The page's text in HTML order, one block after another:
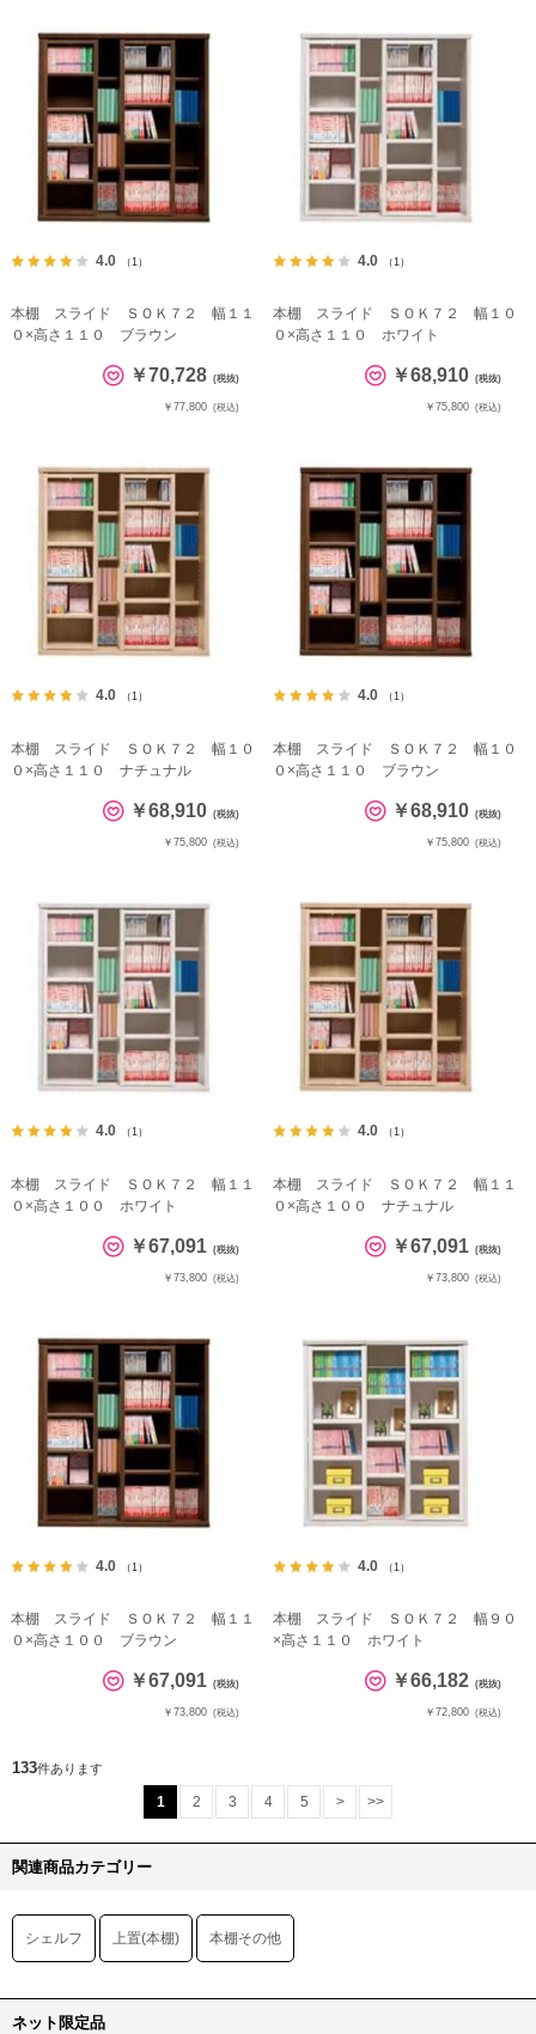
4.0 （1）
本棚 スライド ＳＯＫ７２ 幅１１
０×高さ１１０ ブラウン
￥70,728 (税抜)
￥77,800 (税込)
4.0 （1）
本棚 スライド ＳＯＫ７２ 幅１０
０×高さ１１０ ホワイト
￥68,910 (税抜)
￥75,800 (税込)
4.0 （1）
本棚 スライド ＳＯＫ７２ 幅１０
０×高さ１１０ ナチュナル
￥68,910 (税抜)
￥75,800 (税込)
4.0 （1）
本棚 スライド ＳＯＫ７２ 幅１０
０×高さ１１０ ブラウン
￥68,910 (税抜)
￥75,800 (税込)
4.0 （1）
本棚 スライド ＳＯＫ７２ 幅１１
０×高さ１００ ホワイト
￥67,091 (税抜)
￥73,800 (税込)
4.0 （1）
本棚 スライド ＳＯＫ７２ 幅１１
０×高さ１００ ナチュナル
￥67,091 (税抜)
￥73,800 (税込)
4.0 （1）
本棚 スライド ＳＯＫ７２ 幅１１
０×高さ１００ ブラウン
￥67,091 (税抜)
￥73,800 (税込)
4.0 （1）
本棚 スライド ＳＯＫ７２ 幅９０
×高さ１１０ ホワイト
￥66,182 (税抜)
￥72,800 (税込)
133件あります
1 2 3 4 5 > >>
関連商品カテゴリー
シェルフ 上置(本棚) 本棚その他
ネット限定品